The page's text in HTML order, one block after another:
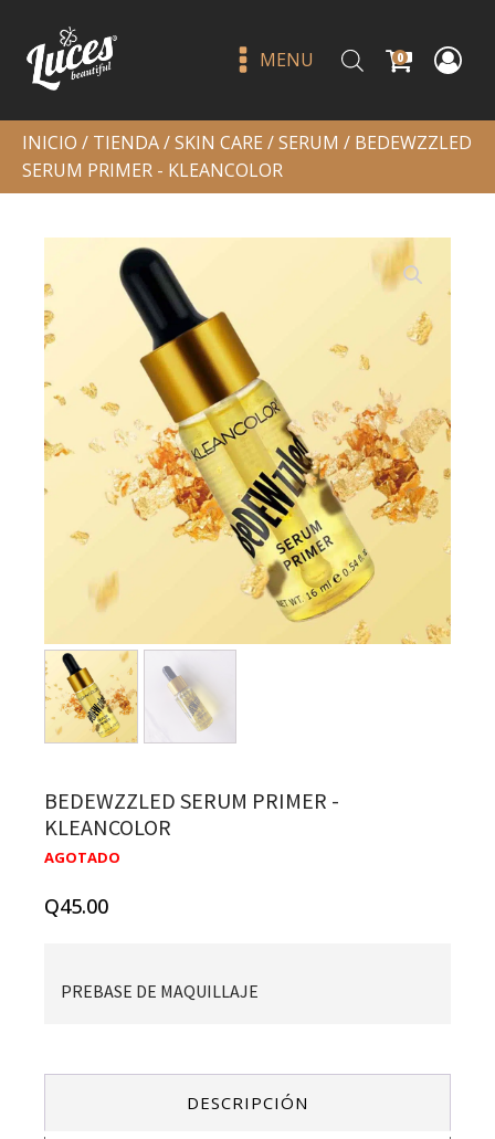
MENU 0
INICIO / TIENDA/SKIN CARE /SERUM / BEDEWZZLED
SERUM PRIMER - KLEANCOLOR
BEDEWZZLED SERUM PRIMER -
KLEANCOLOR
AGOTADO
Q45.00
PREBASE DE MAQUILLAJE
DESCRIPCIÓN
Crema para contorno de ojos -
beauty creations
Q165.00 + ADD